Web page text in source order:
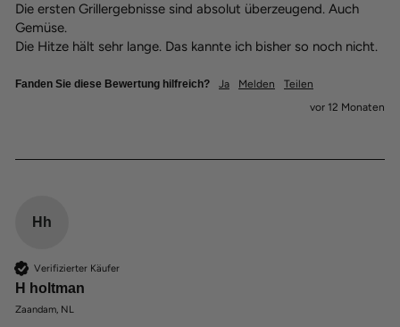
Die ersten Grillergebnisse sind absolut überzeugend. Auch
Gemüse.
Die Hitze hält sehr lange. Das kannte ich bisher so noch nicht.
Fanden Sie diese Bewertung hilfreich? Ja Melden
Teilen
vor 12 Monaten
Hh
Verifizierter Käufer
H holtman
Zaandam, NL